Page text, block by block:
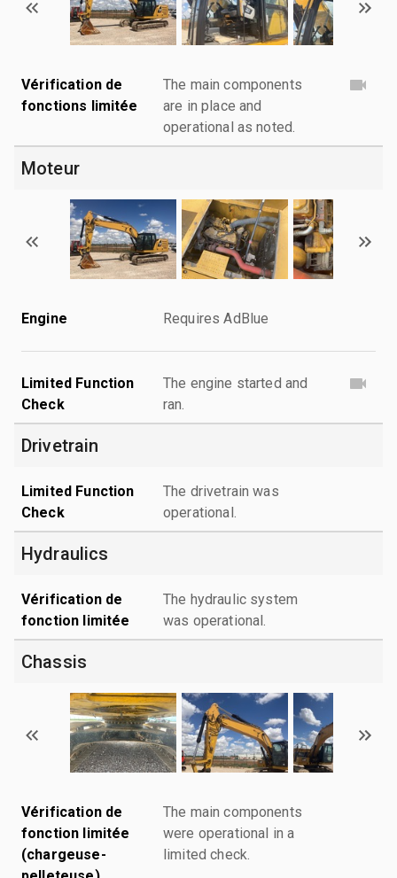
Vérification de
fonctions limitée
The main components
are in place and
operational as noted.
Moteur
Engine Requires AdBlue
Limited Function
Check
The engine started and
ran.
Drivetrain
Limited Function
Check
The drivetrain was
operational.
Hydraulics
Vérification de
fonction limitée
The hydraulic system
was operational.
Chassis
Vérification de
fonction limitée
(chargeuse-
The main components
were operational in a
limited check.